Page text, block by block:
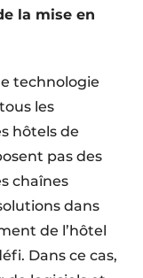
la mise en
technologie
les
hôtels de
pas des
chaînes
dans
de l’hôtel
Dans ce cas,